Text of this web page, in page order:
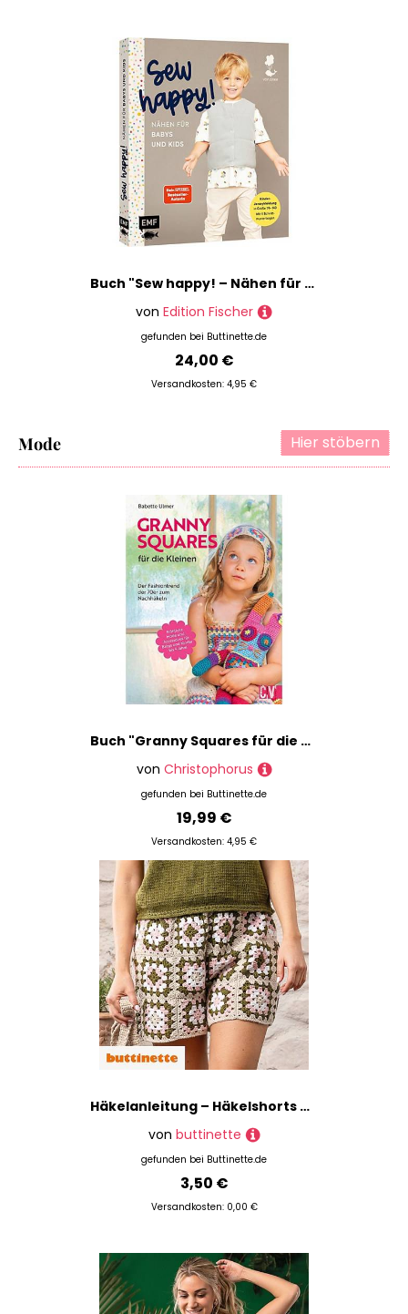
Buch "Sew happy! – Nähen für Babys und Kids mit @von.anne"
von Edition Fischer
gefunden bei Buttinette.de
24,00 €
Versandkosten: 4,95 €
Hier stöbern
Mode
Buch "Granny Squares für die Kleinen"
von Christophorus
gefunden bei Buttinette.de
19,99 €
Versandkosten: 4,95 €
Häkelanleitung – Häkelshorts aus Woll Butt Primo Linda
von buttinette
gefunden bei Buttinette.de
3,50 €
Versandkosten: 0,00 €